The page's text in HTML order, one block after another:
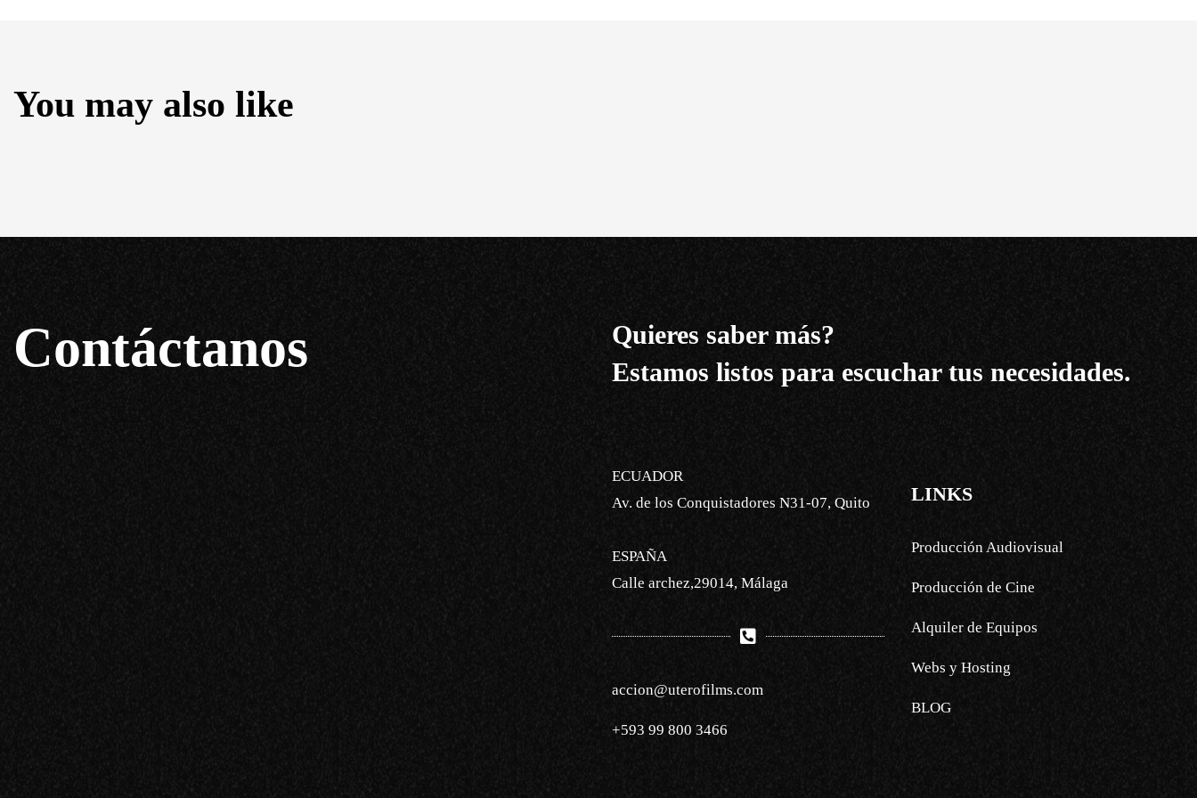
You may also like
Contáctanos
Quieres saber más?
Estamos listos para escuchar tus necesidades.
ECUADOR
Av. de los Conquistadores N31-07, Quito
ESPAÑA
Calle archez,29014, Málaga
accion@uterofilms.com
+593 99 800 3466
LINKS
Producción Audiovisual
Producción de Cine
Alquiler de Equipos
Webs y Hosting
BLOG